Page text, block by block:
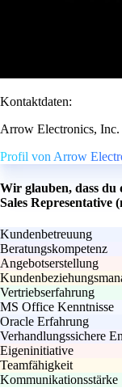
Kontaktdaten:
Arrow Electronics,
Profil von Arrow
Wir glauben, dass du
Sales Representative
Kundenbetreuung
Beratungskompetenz
Angebotserstellung
Vertriebserfahrung
MS Office Kenntnisse
Oracle Erfahrung
Verhandlungssichere
Eigeninitiative
Teamfähigkeit
Kommunikationsstärke